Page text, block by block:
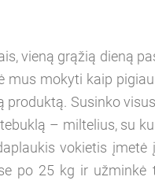
vieną grąžią dieną
mus mokyti kaip
produktą. Susinko
– miltelius, su
vokietis
po 25 kg ir